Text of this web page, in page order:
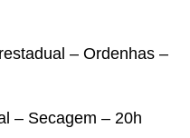
– Ordenhas –
– Secagem – 20h